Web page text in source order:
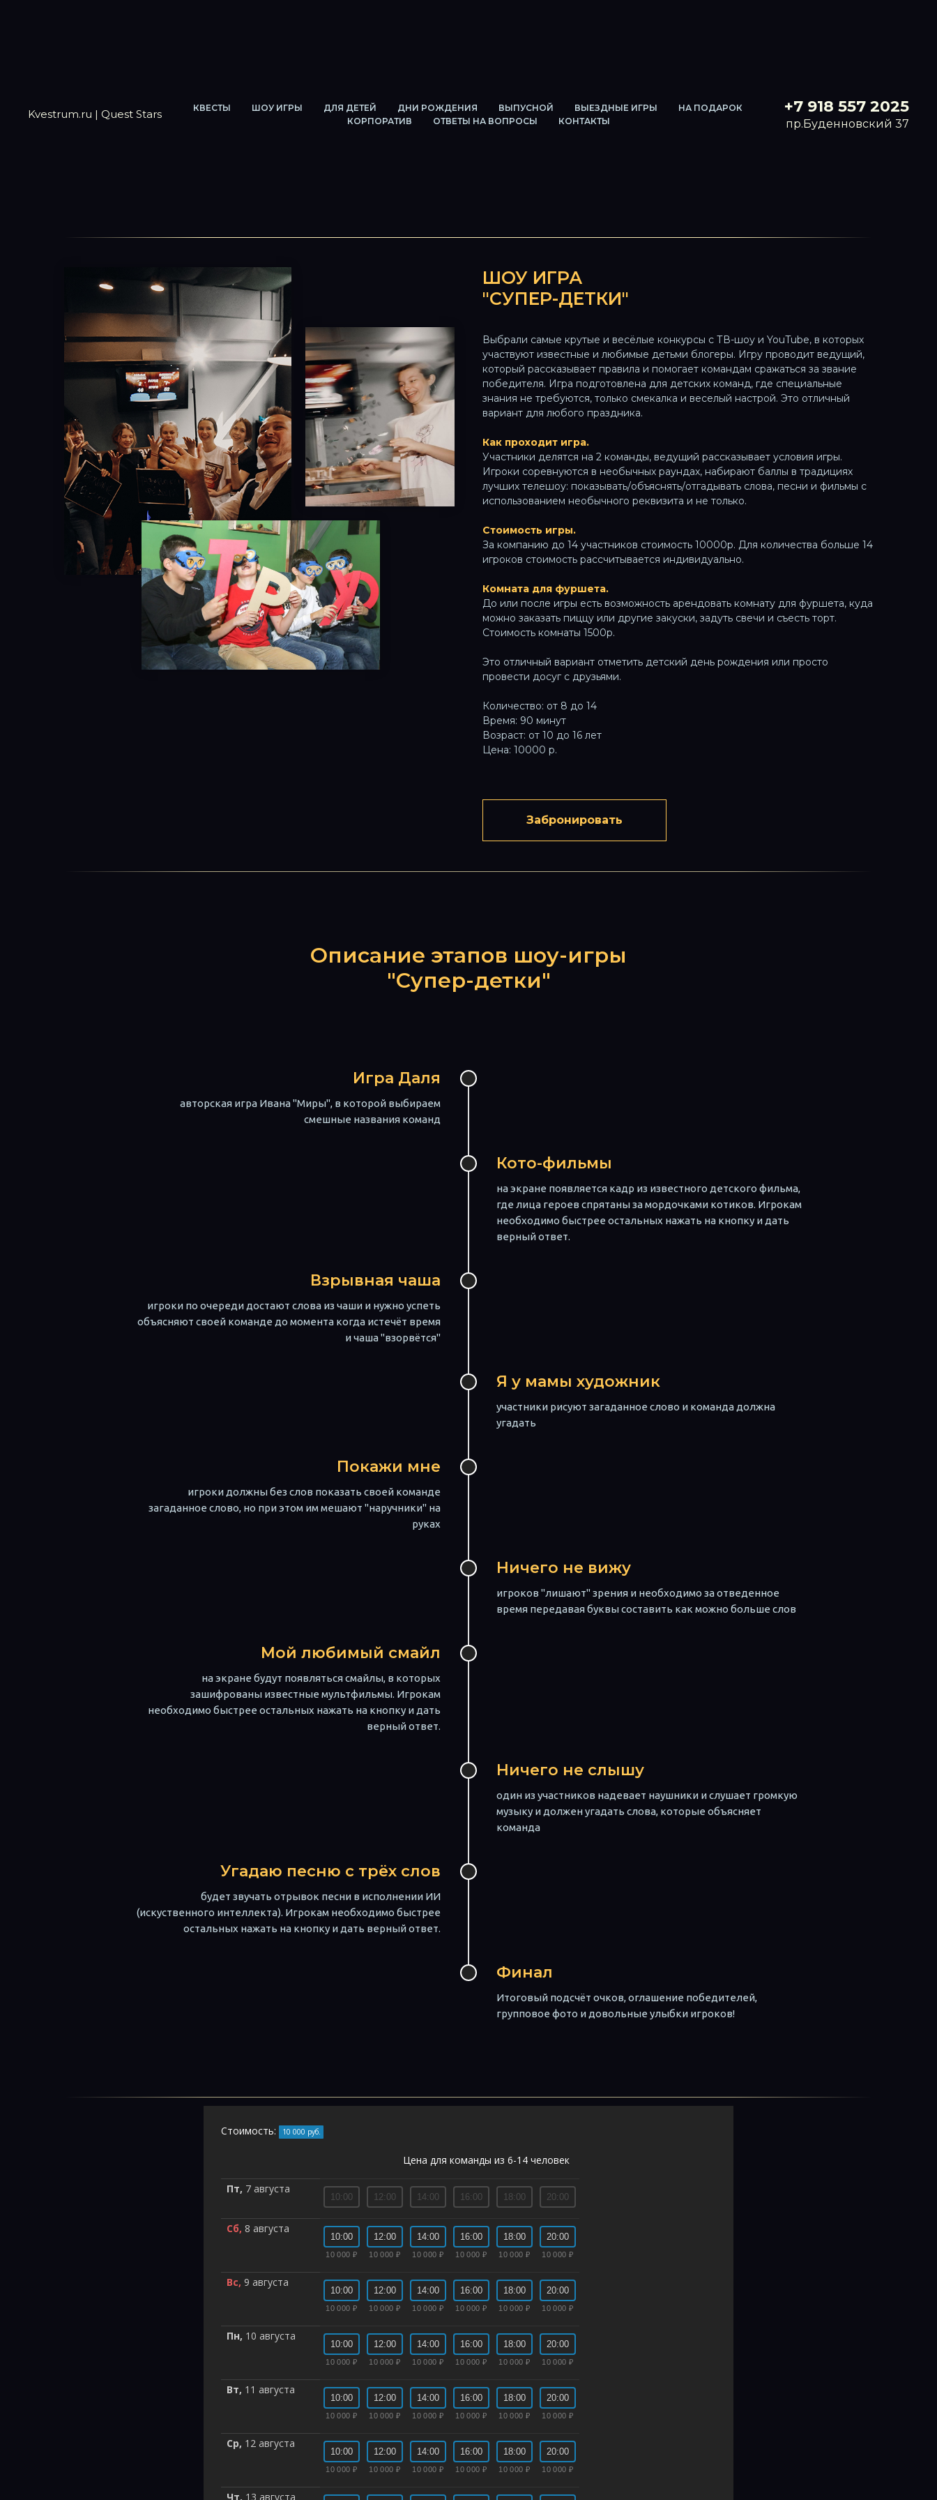
Kvestrum.ru | Quest Stars КВЕСТЫ ШОУ ИГРЫ ДЛЯ ДЕТЕЙ ДНИ РОЖДЕНИЯ ВЫПУСНОЙ ВЫЕЗДНЫЕ ИГРЫ
НА ПОДАРОК
КОРПОРАТИВ
ОТВЕТЫ НА ВОПРОСЫ КОНТАКТЫ
+7 918 557 2025
пр.Буденновский 37
ШОУ ИГРА
"СУПЕР-ДЕТКИ"
Выбрали самые крутые и весёлые конкурсы с ТВ-шоу и YouTube, в которых
участвуют известные и любимые детьми блогеры. Игру проводит ведущий,
который рассказывает правила и помогает командам сражаться за звание
победителя. Игра подготовлена для детских команд, где специальные
знания не требуются, только смекалка и веселый настрой. Это отличный
вариант для любого праздника.
Как проходит игра.
Участники делятся на 2 команды, ведущий рассказывает условия игры.
Игроки соревнуются в необычных раундах, набирают баллы в традициях
лучших телешоу: показывать/объяснять/отгадывать слова, песни и фильмы с
использованием необычного реквизита и не только.
Стоимость игры.
За компанию до 14 участников стоимость 10000р. Для количества больше 14
игроков стоимость рассчитывается индивидуально.
Комната для фуршета.
До или после игры есть возможность арендовать комнату для фуршета, куда
можно заказать пиццу или другие закуски, задуть свечи и съесть торт.
Стоимость комнаты 1500р.
Это отличный вариант отметить детский день рождения или просто
провести досуг с друзьями.
Количество: от 8 до 14
Время: 90 минут
Возраст: от 10 до 16 лет
Цена: 10000 р.
Забронировать
Описание этапов шоу-игры
"Супер-детки"
Игра Даля
авторская игра Ивана "Миры", в которой выбираем
смешные названия команд
Кото-фильмы
на экране появляется кадр из известного детского фильма,
где лица героев спрятаны за мордочками котиков. Игрокам
необходимо быстрее остальных нажать на кнопку и дать
верный ответ.
Взрывная чаша
игроки по очереди достают слова из чаши и нужно успеть
объясняют своей команде до момента когда истечёт время
и чаша "взорвётся"
Я у мамы художник
участники рисуют загаданное слово и команда должна
угадать
Покажи мне
игроки должны без слов показать своей команде
загаданное слово, но при этом им мешают "наручники" на
руках
Ничего не вижу
игроков "лишают" зрения и необходимо за отведенное
время передавая буквы составить как можно больше слов
Мой любимый смайл
на экране будут появляться смайлы, в которых
зашифрованы известные мультфильмы. Игрокам
необходимо быстрее остальных нажать на кнопку и дать
верный ответ.
Ничего не слышу
один из участников надевает наушники и слушает громкую
музыку и должен угадать слова, которые объясняет
команда
Угадаю песню с трёх слов
будет звучать отрывок песни в исполнении ИИ
(искуственного интеллекта). Игрокам необходимо быстрее
остальных нажать на кнопку и дать верный ответ.
Финал
Итоговый подсчёт очков, оглашение победителей,
групповое фото и довольные улыбки игроков!
Стоимость: 10 000 руб.
Цена для команды из 6-14 человек
Пт, 7 августа
10:00 12:00 14:00 16:00 18:00 20:00
Сб, 8 августа
10:00
10 000 ₽
12:00
10 000 ₽
14:00
10 000 ₽
16:00
10 000 ₽
18:00
10 000 ₽
20:00
10 000 ₽
Вс, 9 августа
10:00
10 000 ₽
12:00
10 000 ₽
14:00
10 000 ₽
16:00
10 000 ₽
18:00
10 000 ₽
20:00
10 000 ₽
Пн, 10 августа
10:00
10 000 ₽
12:00
10 000 ₽
14:00
10 000 ₽
16:00
10 000 ₽
18:00
10 000 ₽
20:00
10 000 ₽
Вт, 11 августа
10:00
10 000 ₽
12:00
10 000 ₽
14:00
10 000 ₽
16:00
10 000 ₽
18:00
10 000 ₽
20:00
10 000 ₽
Ср, 12 августа
10:00
10 000 ₽
12:00
10 000 ₽
14:00
10 000 ₽
16:00
10 000 ₽
18:00
10 000 ₽
20:00
10 000 ₽
Чт, 13 августа